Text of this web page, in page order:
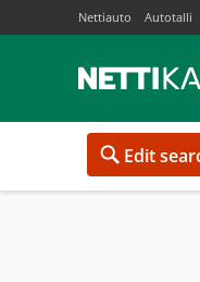
Nettiauto Autotalli
Edit